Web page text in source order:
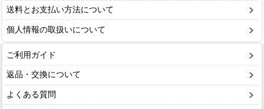
送料とお支払い方法について
個人情報の取扱いについて
ご利用ガイド
返品・交換について
よくある質問